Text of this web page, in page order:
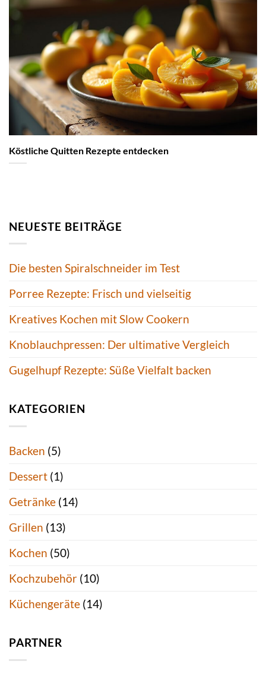
Köstliche Quitten Rezepte entdecken
NEUESTE BEITRÄGE
Die besten Spiralschneider im Test
Porree Rezepte: Frisch und vielseitig
Kreatives Kochen mit Slow Cookern
Knoblauchpressen: Der ultimative Vergleich
Gugelhupf Rezepte: Süße Vielfalt backen
KATEGORIEN
Backen (5)
Dessert (1)
Getränke (14)
Grillen (13)
Kochen (50)
Kochzubehör (10)
Küchengeräte (14)
PARTNER